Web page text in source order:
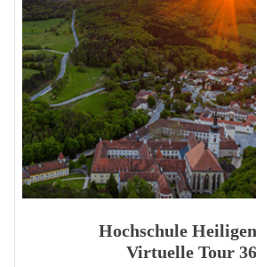
Hochschule
Virtuelle Tour